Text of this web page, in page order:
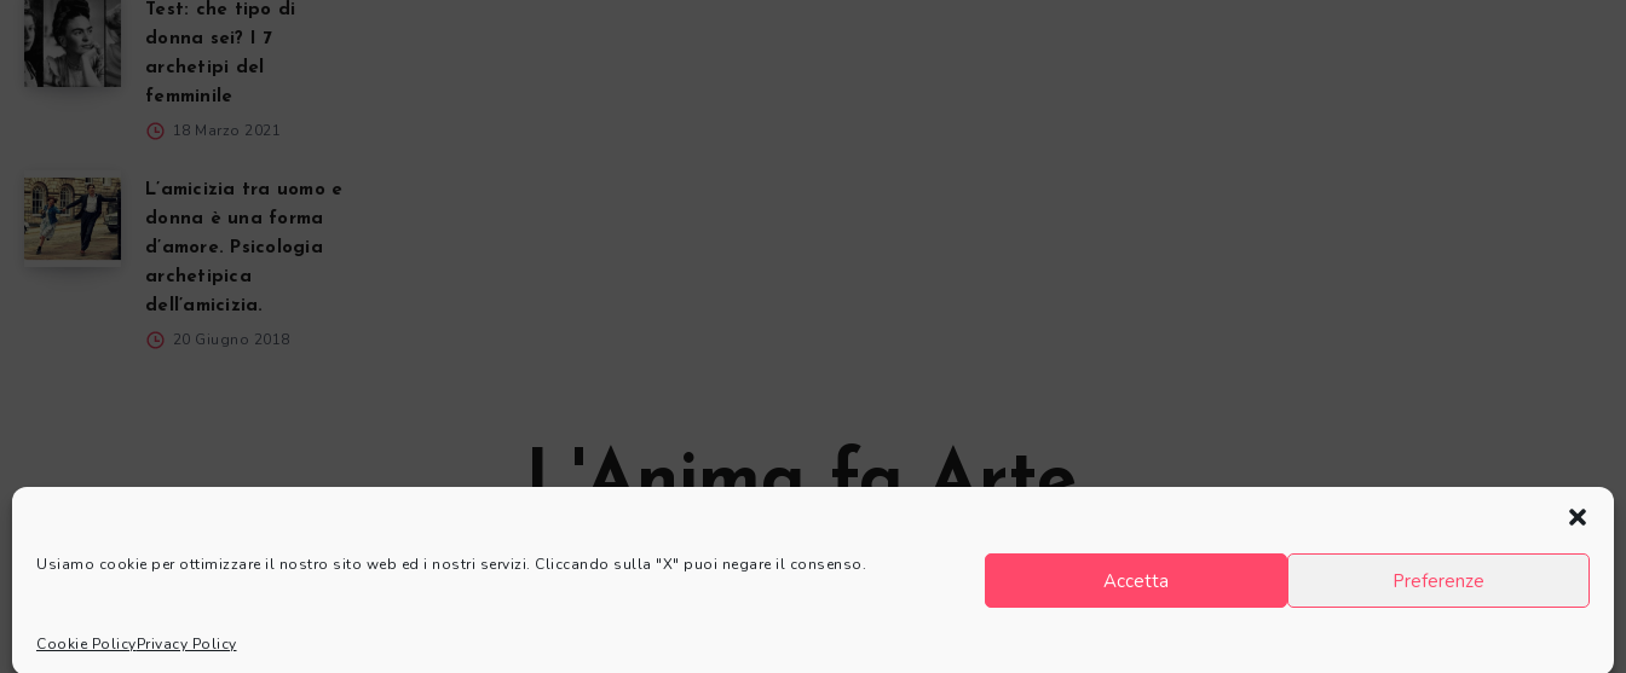
Usiamo cookie per ottimizzare il nostro sito web ed i nostri servizi. Cliccando sulla "X" puoi negare il consenso.
Accetta Preferenze
Cookie PolicyPrivacy Policy
Test: che tipo di
donna sei? I 7
archetipi del
femminile
18 Marzo 2021
L’amicizia tra uomo e
donna è una forma
d’amore. Psicologia
archetipica
dell’amicizia.
20 Giugno 2018
L'Anima fa Arte
© L'Anima fa Arte